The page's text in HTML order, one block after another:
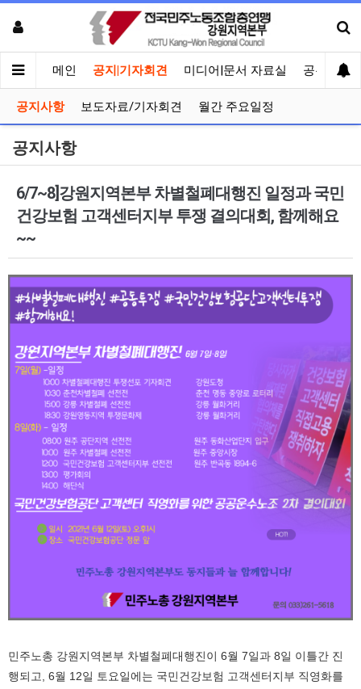
메인 공지|기자회견 미디어|문서 자료실 공유게시
공지사항 보도자료/기자회견 월간 주요일정
공지사항
6/7~8]강원지역본부 차별철폐대행진 일정과 국민
건강보험 고객센터지부 투쟁 결의대회, 함께해요
~~
민주노총 강원지역본부 차별철폐대행진이 6월 7일과 8일 이틀간 진
행되고, 6월 12일 토요일에는 국민건강보험 고객센터지부 직영화를